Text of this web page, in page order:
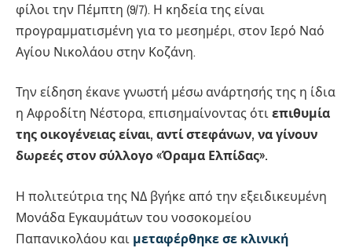
φίλοι την Πέμπτη (9/7). Η κηδεία της είναι
προγραμματισμένη για το μεσημέρι, στον Ιερό Ναό
Αγίου Νικολάου στην Κοζάνη.
Την είδηση έκανε γνωστή μέσω ανάρτησής της η ίδια
η Αφροδίτη Νέστορα, επισημαίνοντας ότιεπιθυμία
της οικογένειας είναι, αντί στεφάνων, να γίνουν
δωρεές στον σύλλογο «Όραμα Ελπίδας».
Η πολιτεύτρια της ΝΔ βγήκε από την εξειδικευμένη
Μονάδα Εγκαυμάτων του νοσοκομείου
Παπανικολάου και μεταφέρθηκε σε κλινική